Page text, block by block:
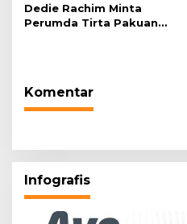
Dedie Rachim Minta
Perumda Tirta Pakuan
Komentar
Infografis